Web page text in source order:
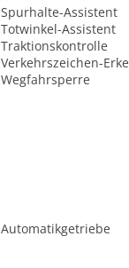
Spurhalte-Assistent
Totwinkel-Assistent
Traktionskontrolle
Verkehrszeichen-
Wegfahrsperre
Automatikgetriebe